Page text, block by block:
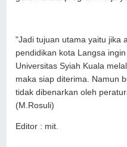
"Jadi tujuan utama yaitu jika
pendidikan kota Langsa
Universitas Syiah Kuala
maka siap diterima. Namun
tidak dibenarkan oleh
(M.Rosuli)
Editor : mit.